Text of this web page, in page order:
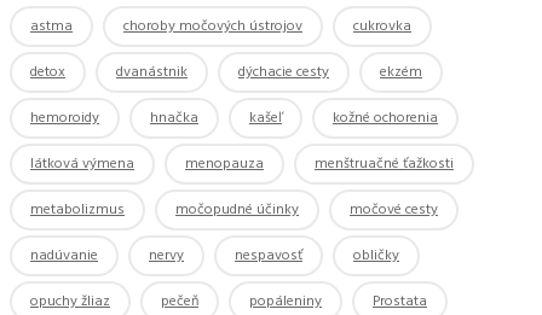
astma choroby močových ústrojov
cukrovka
detox
dvanástnik dýchacie cesty
ekzém
hemoroidy
hnačka kašeľ
kožné ochorenia
látková výmena
menopauza
menštruačné ťažkosti
metabolizmus
močopudné účinky
močové cesty
nadúvanie
nervy nespavosť
obličky
opuchy žliaz
pečeň popáleniny
Prostata